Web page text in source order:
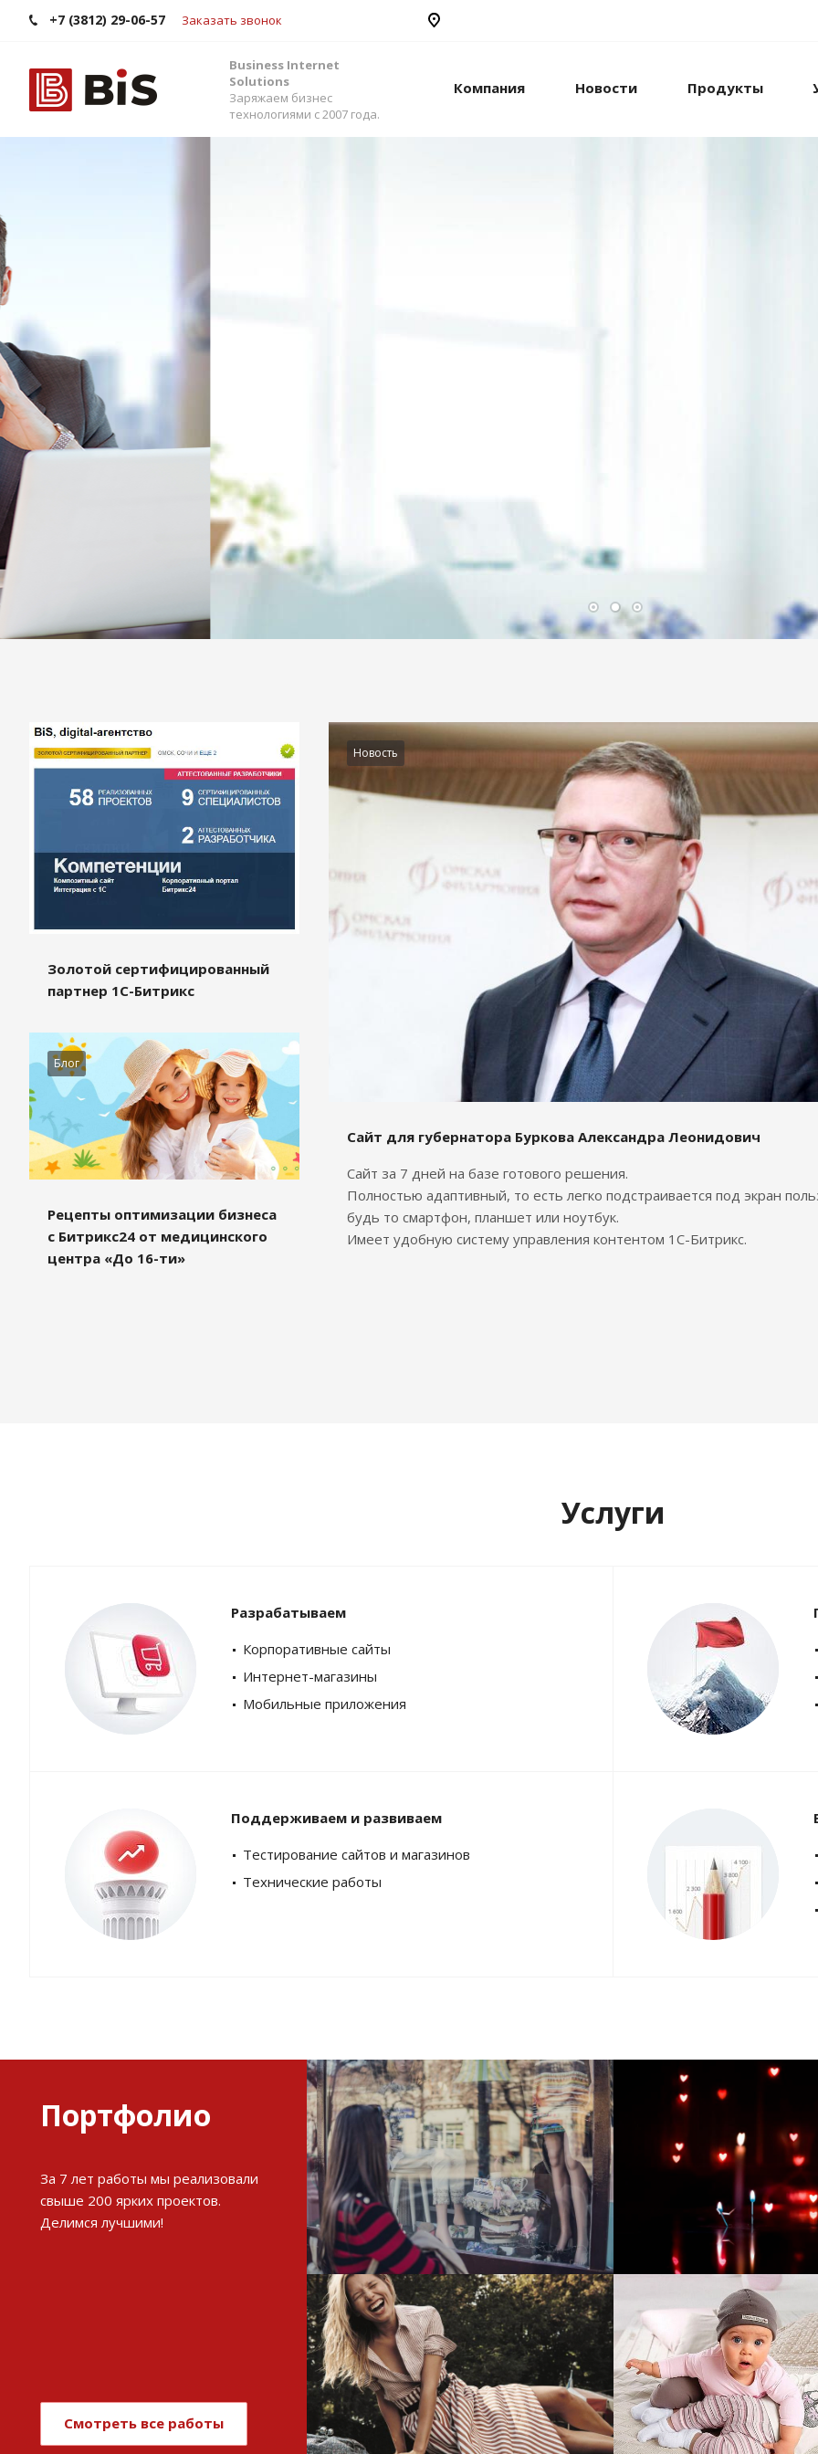
+7 (3812) 29-06-57 Заказать звонок
Business Internet
Solutions
Заряжаем бизнес
технологиями с 2007 года.
Компания Новости Продукты
Внедрение Битрикс24
Стройте работу в команде, управляйте продажами и компанией с
помощью одной из самых популярных CRM-систем.
сервисами и автоматизировать бизнес-процессы.
Подробности
Золотой сертифицированный
партнер 1С-Битрикс
Блог
Рецепты оптимизации бизнеса
с Битрикс24 от медицинского
центра «До 16-ти»
Новость
Сайт для губернатора Буркова Александра Леонидович
Сайт за 7 дней на базе готового решения.
Полностью адаптивный, то есть легко подстраивается под экран
будь то смартфон, планшет или ноутбук.
Имеет удобную систему управления контентом 1С-Битрикс.
Услуги
Разрабатываем
Корпоративные сайты
Интернет-магазины
Мобильные приложения
Поддерживаем и развиваем
Тестирование сайтов и магазинов
Технические работы
Портфолио
За 7 лет работы мы реализовали
свыше 200 ярких проектов.
Делимся лучшими!
Смотреть все работы
Развитие и поддержка
интернет-витрины StepClub
Смотреть проект
Развитие
магазина "Всё
Смотреть проект
Имиджевый сайт для сети
магазинов Soho Project
Увеличили
интернет-
topdatop.ru на